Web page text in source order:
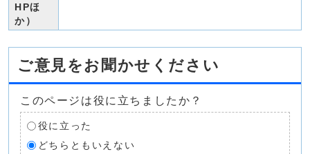
HPほ
か）
ご意見をお聞かせください
このページは役に立ちましたか？
役に立った
どちらともいえない